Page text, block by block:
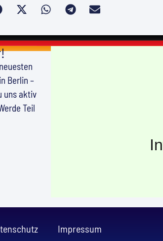
Berlin –
uns aktiv
Teil
Impressum